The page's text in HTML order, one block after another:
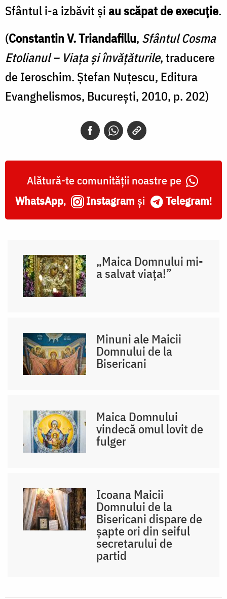
Sfântul i-a izbăvit şiau scăpat de execuţie.
(Constantin V. Triandafillu, Sfântul Cosma
Etolianul – Viaţa şi învăţăturile, traducere
de Ieroschim. Ştefan Nuţescu, Editura
Evanghelismos, Bucureşti, 2010, p. 202)
Alătură-te comunității noastre pe
WhatsApp, Instagram și Telegram!
„Maica Domnului mi-
a salvat viața!”
Minuni ale Maicii
Domnului de la
Bisericani
Maica Domnului
vindecă omul lovit de
fulger
Icoana Maicii
Domnului de la
Bisericani dispare de
șapte ori din seiful
secretarului de
partid